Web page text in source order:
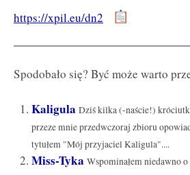
https://xpil.eu/dn2
Spodobało się? Być może warto
Kaligula Dziś kilka (-naście!)
przeze mnie przedwczoraj zbioru
tytułem "Mój przyjaciel Kaligula"....
Miss-Tyka Wspominałem niedawno